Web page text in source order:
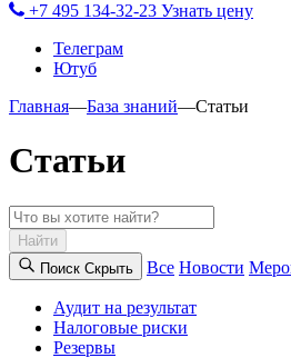
+7 495 134-32-23 Узнать цену
Телеграм
Ютуб
Главная—База знаний—Статьи
Статьи
Найти
Поиск Cкрыть Все Новости
Аудит на результат
Налоговые риски
Резервы